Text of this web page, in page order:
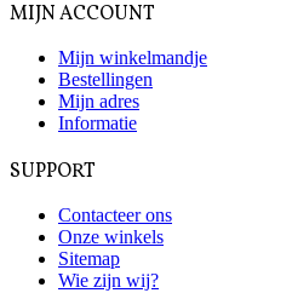
MIJN ACCOUNT
Mijn winkelmandje
Bestellingen
Mijn adres
Informatie
SUPPORT
Contacteer ons
Onze winkels
Sitemap
Wie zijn wij?